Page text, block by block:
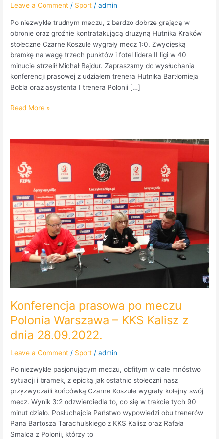
Leave a Comment / Sport /admin
Po niezwykle trudnym meczu, z bardzo dobrze grającą w
obronie oraz groźnie kontratakującą drużyną Hutnika Kraków
stołeczne Czarne Koszule wygrały mecz 1:0. Zwycięską
bramkę na wagę trzech punktów i fotel lidera II ligi w 40
minucie strzelił Michał Bajdur. Zapraszamy do wysłuchania
konferencji prasowej z udziałem trenera Hutnika Bartłomieja
Bobla oraz asystenta I trenera Polonii […]
Read More »
Konferencja prasowa po meczu
Polonia Warszawa – KKS Kalisz z
dnia 28.09.2022.
Leave a Comment / Sport /admin
Po niezwykle pasjonującym meczu, obfitym w całe mnóstwo
sytuacji i bramek, z epicką jak ostatnio stołeczni nasz
przyzwyczaili końcówką Czarne Koszule wygrały kolejny swój
mecz. Wynik 3:2 odzwierciedla to, co się w trakcie tych 90
minut działo. Posłuchajcie Państwo wypowiedzi obu trenerów
Pana Bartosza Tarachulskiego z KKS Kalisz oraz Rafała
Smalca z Polonii, którzy to
Konferencja
po
meczu
Warszawa
–
KKS
Kalisz
dnia
28.09.2022.